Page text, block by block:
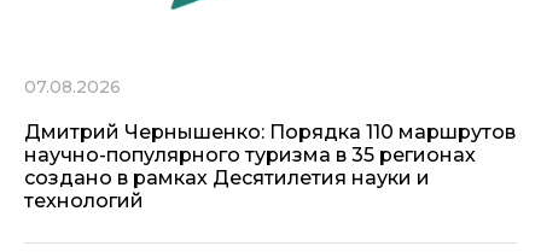
07.08.2026
Дмитрий Чернышенко: Порядка 110 маршрутов
научно-популярного туризма в 35 регионах
создано в рамках Десятилетия науки и
технологий